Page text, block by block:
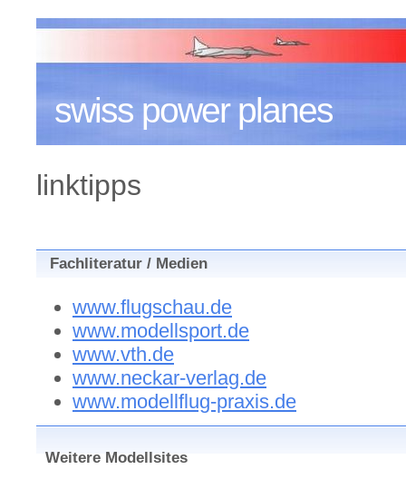
swiss power planes
linktipps
Fachliteratur / Medien
www.flugschau.de
www.modellsport.de
www.vth.de
www.neckar-verlag.de
www.modellflug-praxis.de
Weitere Modellsites